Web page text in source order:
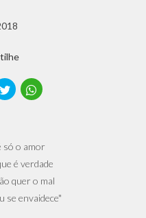
só o amor
é verdade
quer o mal
se envaidece"